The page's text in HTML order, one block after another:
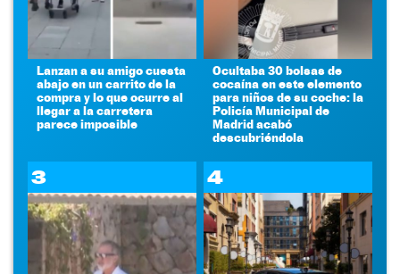
Lanzan a su amigo cuesta
abajo en un carrito de la
compra y lo que ocurre al
llegar a la carretera
parece imposible
Ocultaba 30 bolsas de
cocaína en este elemento
para niños de su coche: la
Policía Municipal de
Madrid acabó
descubriéndola
3 4